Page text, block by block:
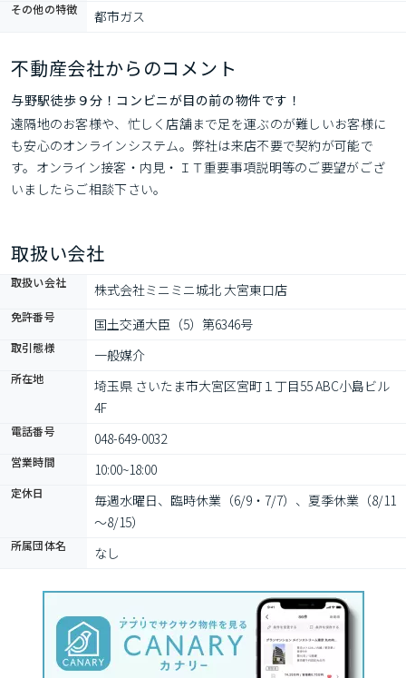
その他の特徴 都市ガス
不動産会社からのコメント
与野駅徒歩９分！コンビニが目の前の物件です！
遠隔地のお客様や、忙しく店舗まで足を運ぶのが難しいお客様に
も安心のオンラインシステム。弊社は来店不要で契約が可能で
す。オンライン接客・内見・ＩＴ重要事項説明等のご要望がござ
いましたらご相談下さい。
取扱い会社
取扱い会社 株式会社ミニミニ城北 大宮東口店
免許番号 国土交通大臣（5）第6346号
取引態様 一般媒介
所在地
埼玉県 さいたま市大宮区宮町１丁目55 ABC小島ビル
4F
電話番号 048-649-0032
営業時間 10:00~18:00
定休日
毎週水曜日、臨時休業（6/9・7/7）、夏季休業（8/11
～8/15）
所属団体名 なし